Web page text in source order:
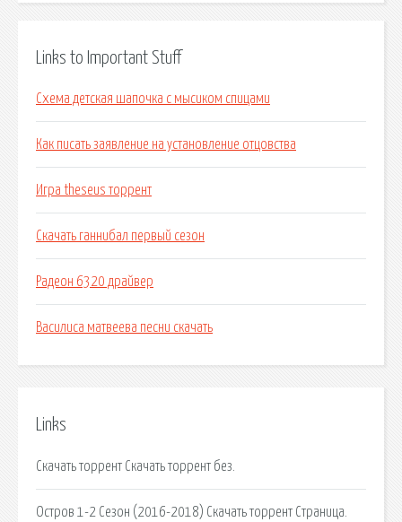
Links to Important Stuff
Схема детская шапочка с мысиком спицами
Как писать заявление на установление отцовства
Игра theseus торрент
Скачать ганнибал первый сезон
Радеон 6320 драйвер
Василиса матвеева песни скачать
Links
Скачать торрент Скачать торрент без.
Остров 1-2 Сезон (2016-2018) Скачать торрент Страница.